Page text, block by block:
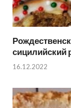
сицилийский
16.12.2022